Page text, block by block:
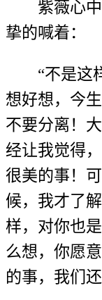
紫薇心
挚的喊着：
“不是
想好想，今
不要分离！
经让我觉得
很美的事！
候，我才了
样，对你也
么想，你愿
的事，我们